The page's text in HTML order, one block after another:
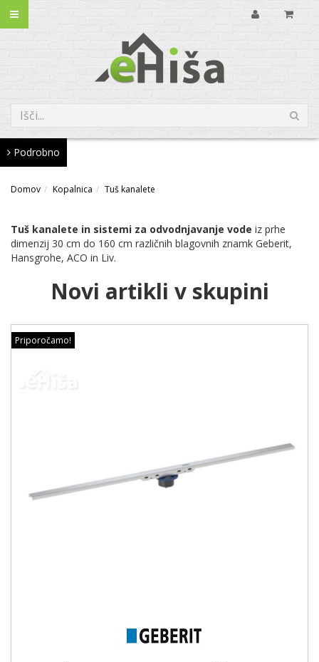
Podrobno
Domov Kopalnica Tuš kanalete
Tuš kanalete in sistemi za odvodnjavanje vode iz prhe
dimenzij 30 cm do 160 cm različnih blagovnih znamk Geberit,
Hansgrohe, ACO in Liv.
Novi artikli v skupini
Priporočamo!